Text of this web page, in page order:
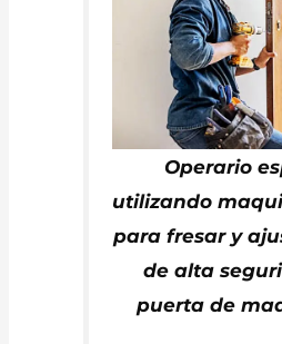
Operario
utilizando
para fresar y
de alta
puerta de